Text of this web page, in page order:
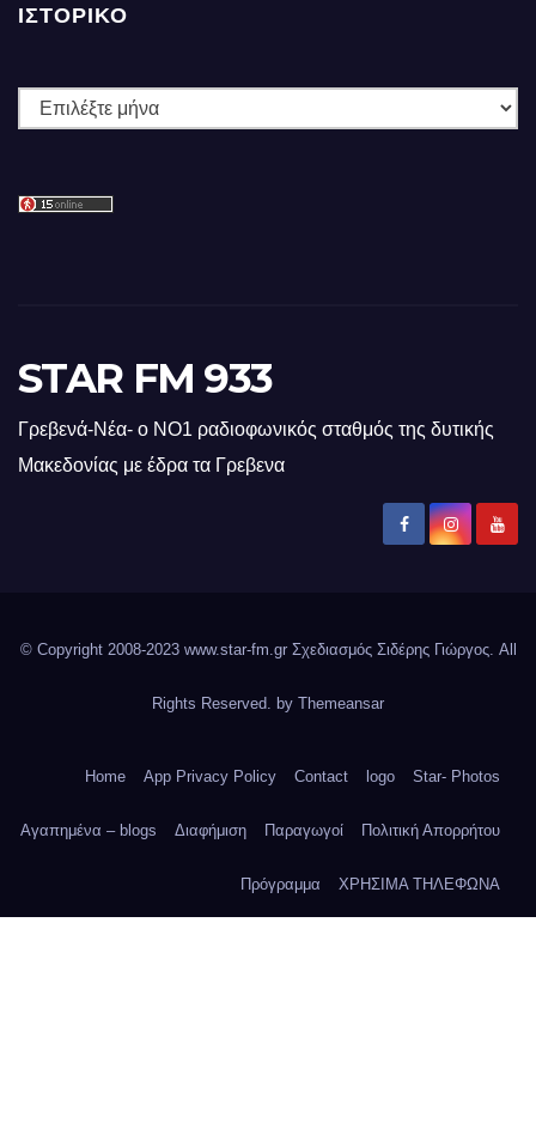
ΙΣΤΟΡΙΚΌ
Ιστορικό
STAR FM 933
Γρεβενά-Νέα- ο ΝΟ1 ραδιοφωνικός σταθμός της δυτικής
Μακεδονίας με έδρα τα Γρεβενα
© Copyright 2008-2023 www.star-fm.gr Σχεδιασμός Σιδέρης Γιώργος. All
Rights Reserved. by Themeansar
Home App Privacy Policy Contact logo Star- Photos
Αγαπημένα – blogs Διαφήμιση Παραγωγοί Πολιτική Απορρήτου
Πρόγραμμα ΧΡΗΣΙΜΑ ΤΗΛΕΦΩΝΑ